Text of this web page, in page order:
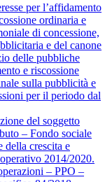
per l’affidamento
ordinaria e
di concessione,
e del canone
delle pubbliche
e riscossione
sulla pubblicità e
per il periodo dal
del soggetto
– Fondo sociale
della crescita e
2014/2020.
– PPO –